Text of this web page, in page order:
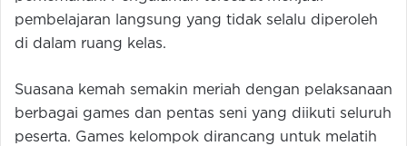
pembelajaran langsung yang tidak selalu diperoleh
di dalam ruang kelas.
Suasana kemah semakin meriah dengan pelaksanaan
berbagai games dan pentas seni yang diikuti seluruh
peserta. Games kelompok dirancang untuk melatih